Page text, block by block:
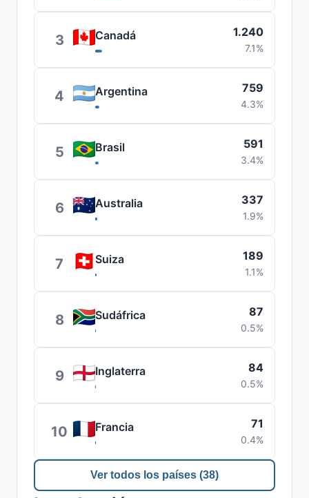
3 Canadá 1.240
7.1%
4 Argentina 759
4.3%
5 Brasil 591
3.4%
6 Australia 337
1.9%
7 Suiza 189
1.1%
8 Sudáfrica 87
0.5%
9 Inglaterra 84
0.5%
10 Francia 71
0.4%
Ver todos los países (38)